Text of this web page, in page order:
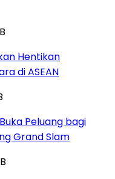
Hentikan
di ASEAN
Peluang bagi
Grand Slam